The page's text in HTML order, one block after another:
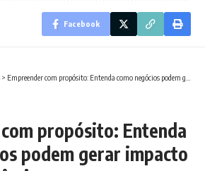
Facebook
> Empreender com propósito: Entenda como negócios podem gerar impacto social e econômico
propósito: Entenda
podem gerar impacto